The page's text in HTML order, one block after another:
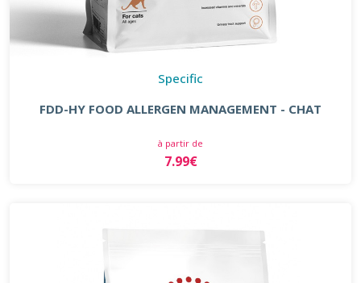
Specific
FDD-HY FOOD ALLERGEN MANAGEMENT - CHAT
à partir de
7.99€